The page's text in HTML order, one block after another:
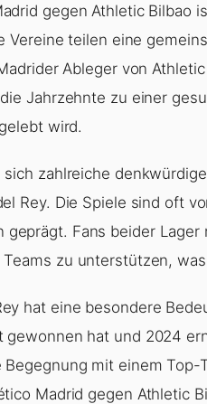
gegen Athletic Bilbao
Vereine teilen eine
Ableger von
Jahrzehnte zu einer
wird.
zahlreiche
Rey. Die Spiele sind oft
geprägt. Fans beider
zu unterstützen,
hat eine besondere
hat und 2024
mit einem
Madrid gegen Athletic